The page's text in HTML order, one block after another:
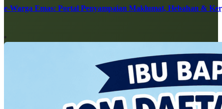
e-Warga Emas: Portal Penyampaian Maklumat, Hebahan &